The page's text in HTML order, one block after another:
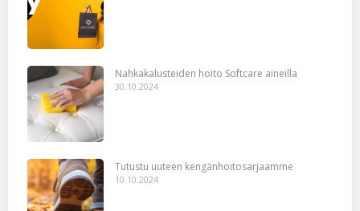
Nahkakalusteiden hoito Softcare aineilla
30.10.2024
Tutustu uuteen kengänhoitosarjaamme
10.10.2024